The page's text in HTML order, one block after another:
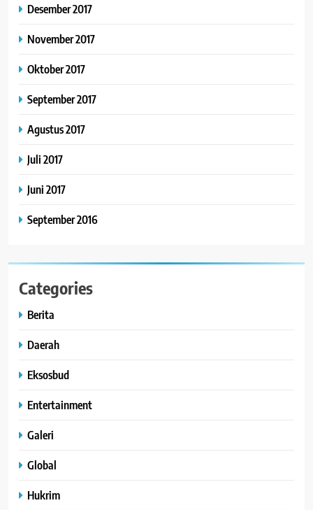
Desember 2017
November 2017
Oktober 2017
September 2017
Agustus 2017
Juli 2017
Juni 2017
September 2016
Categories
Berita
Daerah
Eksosbud
Entertainment
Galeri
Global
Hukrim